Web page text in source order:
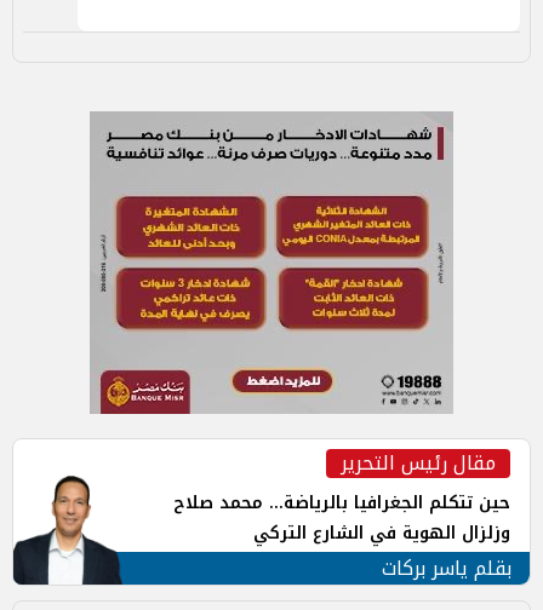
مقال رئيس التحرير
حين تتكلم الجغرافيا بالرياضة... محمد صلاح
وزلزال الهوية في الشارع التركي
بقلم ياسر بركات